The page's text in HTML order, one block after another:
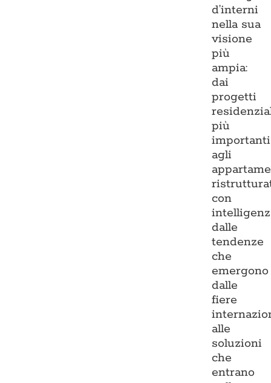
d’interni
nella sua
visione
più
ampia:
dai
progetti
più
importanti
agli
con
dalle
tendenze
che
emergono
dalle
fiere
alle
soluzioni
che
entrano